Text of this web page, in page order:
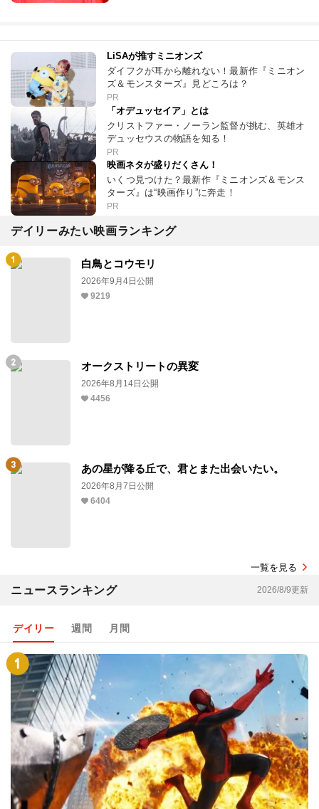
LiSAが推すミニオンズ
ダイフクが耳から離れない！最新作『ミニオン
ズ＆モンスターズ』見どころは？
PR
「オデュッセイア」とは
クリストファー・ノーラン監督が挑む、英雄オ
デュッセウスの物語を知る！
PR
映画ネタが盛りだくさん！
いくつ見つけた？最新作『ミニオンズ＆モンス
ターズ』は“映画作り”に奔走！
PR
デイリーみたい映画ランキング
白鳥とコウモリ
2026年9月4日公開
9219
オークストリートの異変
2026年8月14日公開
4456
あの星が降る丘で、君とまた出会いたい。
2026年8月7日公開
6404
一覧を見る
ニュースランキング 2026/8/9更新
デイリー 週間 月間